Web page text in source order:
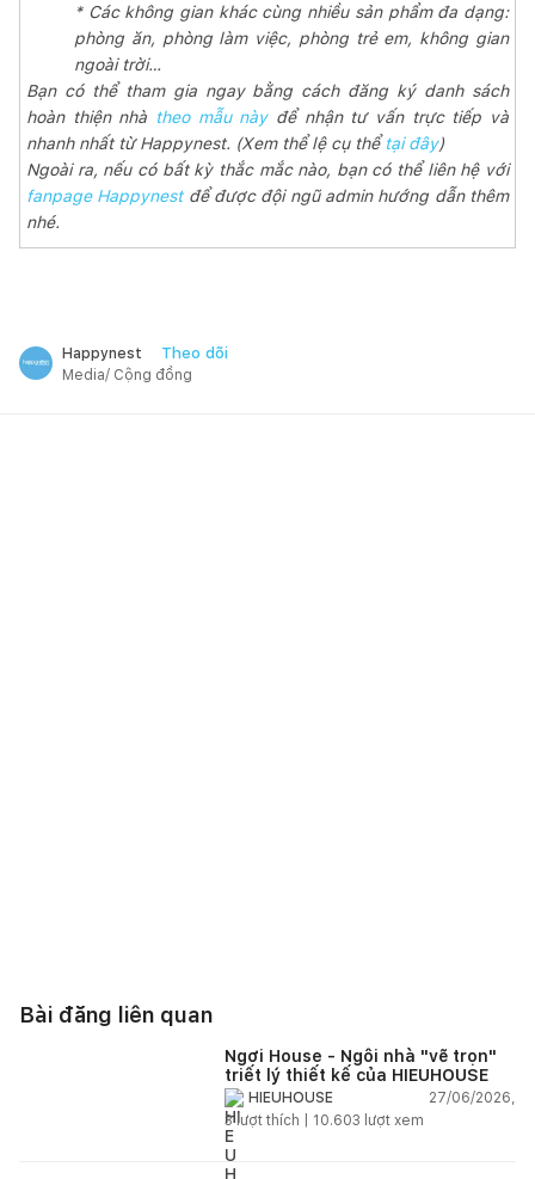
* Các không gian khác cùng nhiều sản phẩm đa dạng:
phòng ăn, phòng làm việc, phòng trẻ em, không gian
ngoài trời…
Bạn có thể tham gia ngay bằng cách đăng ký danh sách
hoàn thiện nhà theo mẫu nàyđể nhận tư vấn trực tiếp và
nhanh nhất từ Happynest. (Xem thể lệ cụ thể tại đây)
Ngoài ra, nếu có bất kỳ thắc mắc nào, bạn có thể liên hệ với
fanpage Happynestđể được đội ngũ admin hướng dẫn thêm
nhé.
Happynest Theo dõi
Media/ Cộng đồng
Bài đăng liên quan
Ngơi House - Ngôi nhà "vẽ trọn"
triết lý thiết kế của HIEUHOUSE
HIEUHOUSE
27/06/2026,
3lượt thích | 10.603 lượt xem